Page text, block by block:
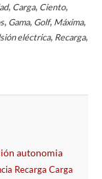
, Carga, Ciento,
, Gama, Golf, Máxima,
eléctrica, Recarga,
autonomia
Recarga Carga